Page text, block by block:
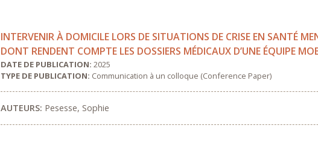
INTERVENIR À DOMICILE LORS DE SITUATIONS DE CRISE EN SANTÉ
DONT RENDENT COMPTE LES DOSSIERS MÉDICAUX D’UNE ÉQUIPE
DATE DE PUBLICATION: 2025
TYPE DE PUBLICATION: Communication à un colloque (Conference Paper)
AUTEURS: Pesesse, Sophie